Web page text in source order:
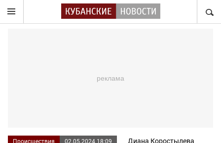
Происшествия 02.05.2024 18:09 Диана Коростылева